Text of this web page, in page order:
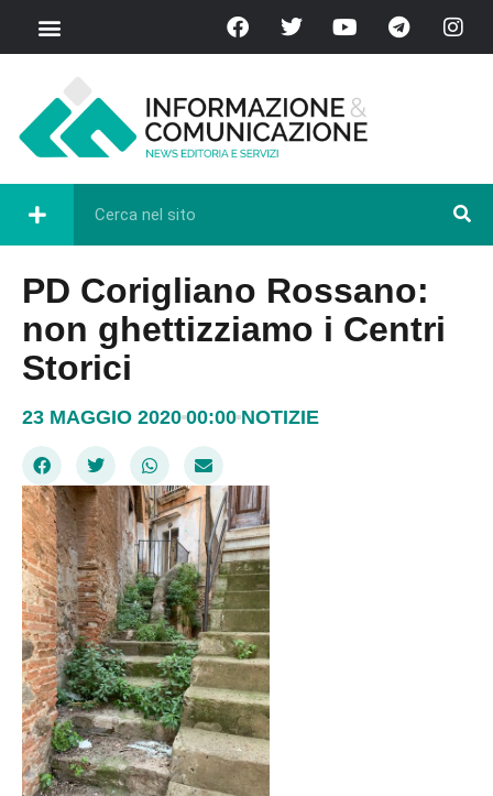
PD Corigliano Rossano:
non ghettizziamo i Centri
Storici
23 MAGGIO 2020 00:00 NOTIZIE